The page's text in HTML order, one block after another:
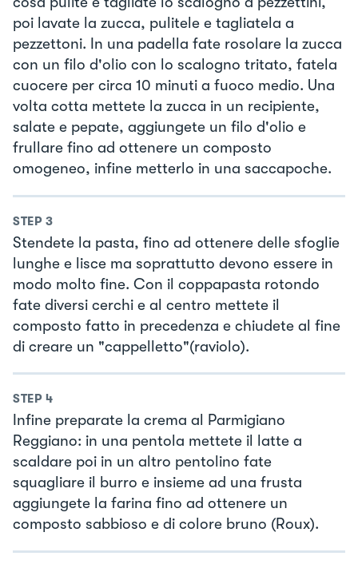
poi lavate la zucca, pulitele e tagliatela a
pezzettoni. In una padella fate rosolare la zucca
con un filo d'olio con lo scalogno tritato, fatela
cuocere per circa 10 minuti a fuoco medio. Una
volta cotta mettete la zucca in un recipiente,
salate e pepate, aggiungete un filo d'olio e
frullare fino ad ottenere un composto
omogeneo, infine metterlo in una saccapoche.
STEP 3
Stendete la pasta, fino ad ottenere delle sfoglie
lunghe e lisce ma soprattutto devono essere in
modo molto fine. Con il coppapasta rotondo
fate diversi cerchi e al centro mettete il
composto fatto in precedenza e chiudete al fine
di creare un "cappelletto"(raviolo).
STEP 4
Infine preparate la crema al Parmigiano
Reggiano: in una pentola mettete il latte a
scaldare poi in un altro pentolino fate
squagliare il burro e insieme ad una frusta
aggiungete la farina fino ad ottenere un
composto sabbioso e di colore bruno (Roux).